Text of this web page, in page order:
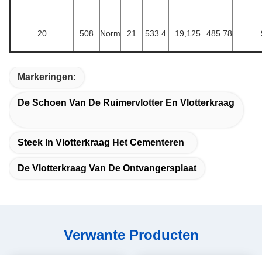
20 508 Norm 21 533.4 19,125 485.78
Markeringen:
De Schoen Van De Ruimervlotter En Vlotterkraag
Steek In Vlotterkraag Het Cementeren
De Vlotterkraag Van De Ontvangersplaat
Verwante Producten